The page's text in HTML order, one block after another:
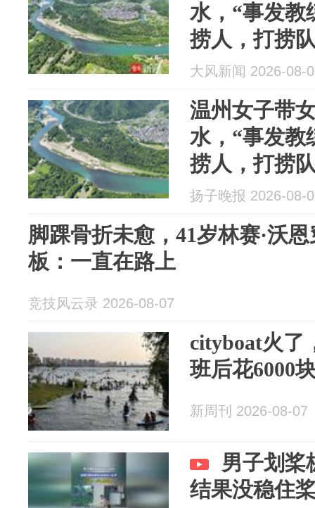
水，“事发教
捞人，打捞
乐部此前称“
大风新闻 2026-08-
温州女子带
水，“事发教
捞人，打捞
乐部此前称“
江工作人员
扬子晚报 2026-08-
脚踝骨折未愈，41岁林赛·沃
板：一直在路上
竞技风云录 2026-08-07
cityboat火了
班后花6000
新周刊 2026-08-07
男子划桨
结果没稳住